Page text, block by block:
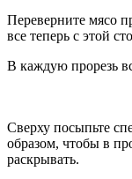
Переверните мясо
все теперь с этой
В каждую прорезь
Сверху посыпьте
образом, чтобы в
раскрывать.